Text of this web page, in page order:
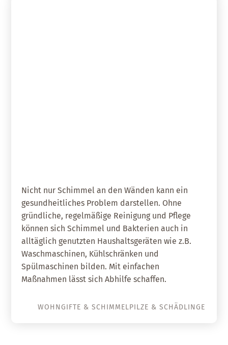
Nicht nur Schimmel an den Wänden kann ein
gesundheitliches Problem darstellen. Ohne
gründliche, regelmäßige Reinigung und Pflege
können sich Schimmel und Bakterien auch in
alltäglich genutzten Haushaltsgeräten wie z.B.
Waschmaschinen, Kühlschränken und
Spülmaschinen bilden. Mit einfachen
Maßnahmen lässt sich Abhilfe schaffen.
WOHNGIFTE & SCHIMMELPILZE & SCHÄDLINGE